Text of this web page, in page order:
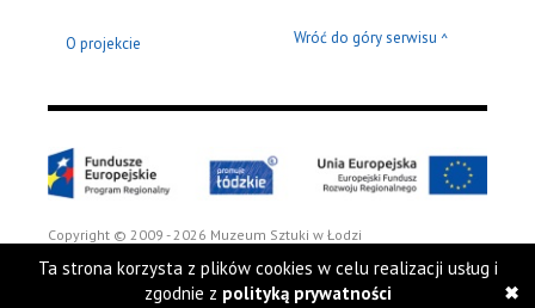
O projekcie Wróć do góry serwisu ^
Copyright © 2009 - 2026 Muzeum Sztuki w Łodzi
Ta strona korzysta z plików cookies w celu realizacji usług i
zgodnie z polityką prywatności